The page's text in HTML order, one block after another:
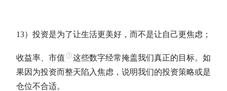
13）投资是为了让生活更美好，而不是让自己更焦虑；
收益率、 市值
这些数字经常掩盖我们真正的目标。如
果因为投资而整天陷入焦虑，说明我们的投资策略或是
仓位不合适。